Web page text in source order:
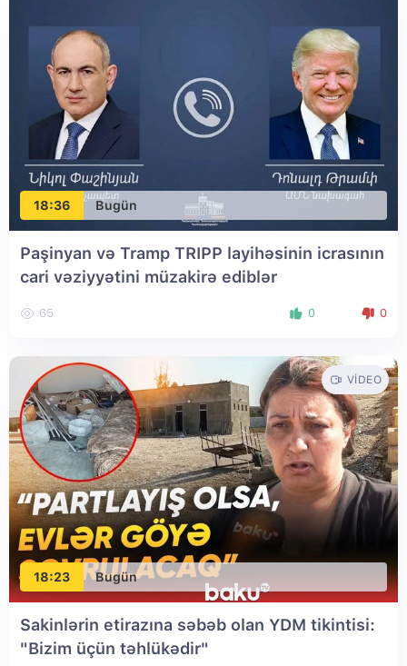
18:36 Bugün
Paşinyan və Tramp TRIPP layihəsinin icrasının
cari vəziyyətini müzakirə ediblər
65 0 0
18:23 Bugün
VIDEO
Sakinlərin etirazına səbəb olan YDM tikintisi:
"Bizim üçün təhlükədir"